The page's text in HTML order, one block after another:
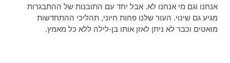
אנחנו וגם מי אנחנו לא. אבל יחד עם התובנות של ההתבגרות
מגיע גם שינוי. העור שלנו פחות חיוני, תהליכי ההתחדשות
מואטים וכבר לא ניתן לאזן אותו בן-לילה ללא כל מאמץ.